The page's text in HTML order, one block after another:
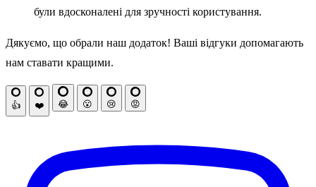
були вдосконалені для зручності користування.
Дякуємо, що обрали наш додаток! Ваші відгуки допомагають
нам ставати кращими.
👍 ❤️ 😂 😮 😢 😡